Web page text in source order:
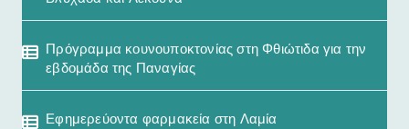
Πρόγραμμα κουνουποκτονίας στη Φθιώτιδα για την
εβδομάδα της Παναγίας
Εφημερεύοντα φαρμακεία στη Λαμία